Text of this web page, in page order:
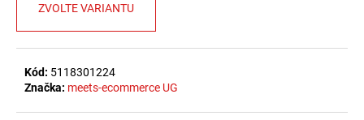
ZVOLTE VARIANTU
Kód: 5118301224
Značka: meets-ecommerce UG